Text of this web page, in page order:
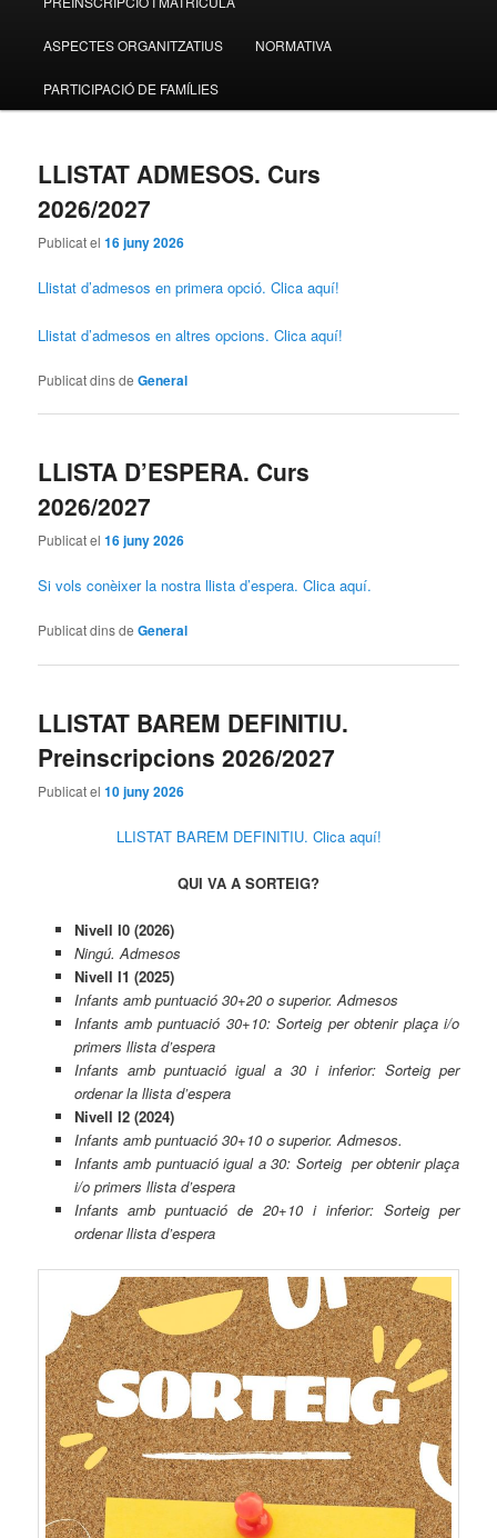
contingut
contingut
ASPECTES ORGANITZATIUS NORMATIVA
PARTICIPACIÓ DE FAMÍLIES
LLISTAT ADMESOS. Curs
2026/2027
Publicat el16 juny 2026
Llistat d’admesos en primera opció. Clica aquí!
Llistat d’admesos en altres opcions. Clica aquí!
Publicat dins de General
LLISTA D’ESPERA. Curs
2026/2027
Publicat el16 juny 2026
Si vols conèixer la nostra llista d’espera. Clica aquí.
Publicat dins de General
LLISTAT BAREM DEFINITIU.
Preinscripcions 2026/2027
Publicat el10 juny 2026
LLISTAT BAREM DEFINITIU. Clica aquí!
QUI VA A SORTEIG?
Nivell I0 (2026)
Ningú. Admesos
Nivell I1 (2025)
Infants amb puntuació 30+20 o superior. Admesos
Infants amb puntuació 30+10: Sorteig per obtenir plaça i/o
primers llista d’espera
Infants amb puntuació igual a 30 i inferior: Sorteig per
ordenar la llista d’espera
Nivell I2 (2024)
Infants amb puntuació 30+10 o superior. Admesos.
Infants amb puntuació igual a 30: Sorteig per obtenir plaça
i/o primers llista d’espera
Infants amb puntuació de 20+10 i inferior: Sorteig per
ordenar llista d’espera